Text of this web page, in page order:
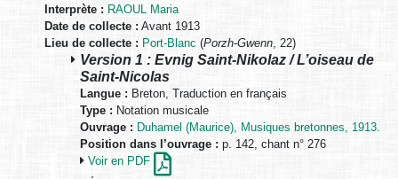
Interprète : RAOUL Maria
Date de collecte : Avant 1913
Lieu de collecte : Port-Blanc (Porzh-Gwenn, 22)
Version 1 : Evnig Saint-Nikolaz / L’oiseau de
Saint-Nicolas
Langue : Breton, Traduction en français
Type : Notation musicale
Ouvrage : Duhamel (Maurice), Musiques bretonnes, 1913.
Position dans l’ouvrage : p. 142, chant n° 276
Voir en PDF